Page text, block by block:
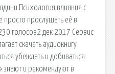
Психология влияния с
просто прослушать её в
голосов2 дек 2017 Сервис
скачать аудиокнигу
убеждать и добиваться
знают и рекомендуют в